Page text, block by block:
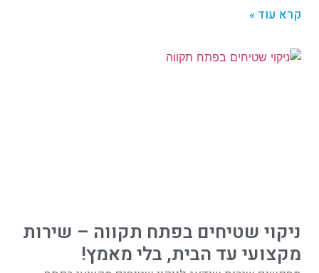
קרא עוד »
ניקוי שטיחים בפתח תקווה – שירות
מקצועי עד הבית, בלי מאמץ!